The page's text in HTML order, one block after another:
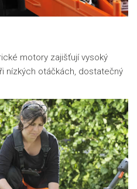
motory zajišťují vysoký
nízkých otáčkách, dostatečný